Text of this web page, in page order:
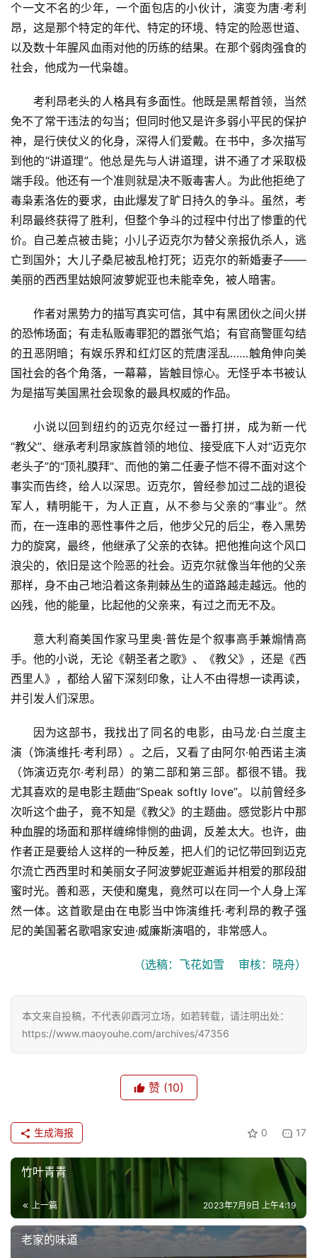
首
个一文不名的少年，一个面包店的小伙计，演变为唐·考利
昂，这是那个特定的年代、特定的环境、特定的险恶世道、
以及数十年腥风血雨对他的历练的结果。在那个弱肉强食的
社会，他成为一代枭雄。
考利昂老头的人格具有多面性。他既是黑帮首领，当然
免不了常干违法的勾当；但同时他又是许多弱小平民的保护
神，是行侠仗义的化身，深得人们爱戴。在书中，多次描写
到他的“讲道理”。他总是先与人讲道理，讲不通了才采取极
端手段。他还有一个准则就是决不贩毒害人。为此他拒绝了
毒枭素洛佐的要求，由此爆发了旷日持久的争斗。虽然，考
利昂最终获得了胜利，但整个争斗的过程中付出了惨重的代
价。自己差点被击毙；小儿子迈克尔为替父亲报仇杀人，逃
亡到国外；大儿子桑尼被乱枪打死；迈克尔的新婚妻子——
美丽的西西里姑娘阿波萝妮亚也未能幸免，被人暗害。
作者对黑势力的描写真实可信，其中有黑团伙之间火拼
的恐怖场面；有走私贩毒罪犯的嚣张气焰；有官商警匪勾结
的丑恶阴暗；有娱乐界和红灯区的荒唐淫乱……触角伸向美
国社会的各个角落，一幕幕，皆触目惊心。无怪乎本书被认
为是描写美国黑社会现象的最具权威的作品。
小说以回到纽约的迈克尔经过一番打拼，成为新一代
“教父”、继承考利昂家族首领的地位、接受底下人对“迈克尔
老头子”的“顶礼膜拜”、而他的第二任妻子恺不得不面对这个
事实而告终，给人以深思。迈克尔，曾经参加过二战的退役
军人，精明能干，为人正直，从不参与父亲的“事业”。然
而，在一连串的恶性事件之后，他步父兄的后尘，卷入黑势
力的旋窝，最终，他继承了父亲的衣钵。把他推向这个风口
浪尖的，依旧是这个险恶的社会。迈克尔就像当年他的父亲
那样，身不由己地沿着这条荆棘丛生的道路越走越远。他的
凶残，他的能量，比起他的父亲来，有过之而无不及。
意大利裔美国作家马里奥·普佐是个叙事高手兼煽情高
手。他的小说，无论《朝圣者之歌》、《教父》，还是《西
西里人》，都给人留下深刻印象，让人不由得想一读再读，
并引发人们深思。
因为这部书，我找出了同名的电影，由马龙·白兰度主
演（饰演维托·考利昂）。之后，又看了由阿尔·帕西诺主演
（饰演迈克尔·考利昂）的第二部和第三部。都很不错。我
尤其喜欢的是电影主题曲“Speak softly love”。以前曾经多
次听这个曲子，竟不知是《教父》的主题曲。感觉影片中那
种血腥的场面和那样缠绵悱恻的曲调，反差太大。也许，曲
作者正是要给人这样的一种反差，把人们的记忆带回到迈克
尔流亡西西里时和美丽女子阿波萝妮亚邂逅并相爱的那段甜
蜜时光。善和恶，天使和魔鬼，竟然可以在同一个人身上浑
然一体。这首歌是由在电影当中饰演维托·考利昂的教子强
尼的美国著名歌唱家安迪·威廉斯演唱的，非常感人。
（选稿：飞花如雪    审核：晓舟）
本文来自投稿，不代表卯酉河立场，如若转载，请注明出处：
https://www.maoyouhe.com/archives/47356
赞 (10)
0 17
生成海报
竹叶青青
上一篇 2023年7月9日 上午4:19
老家的味道